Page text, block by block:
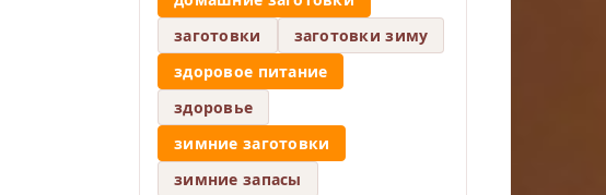
заготовки
заготовки зиму
здоровое питание
здоровье
зимние заготовки
зимние запасы